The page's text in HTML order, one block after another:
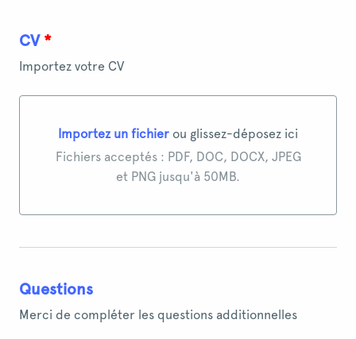
CV *
Importez votre CV
Importez un fichier ou glissez-déposez ici
Importez un fichier ou glissez-déposez ici
Fichiers acceptés : PDF, DOC, DOCX, JPEG
et PNG jusqu'à 50MB.
Questions
Merci de compléter les questions additionnelles